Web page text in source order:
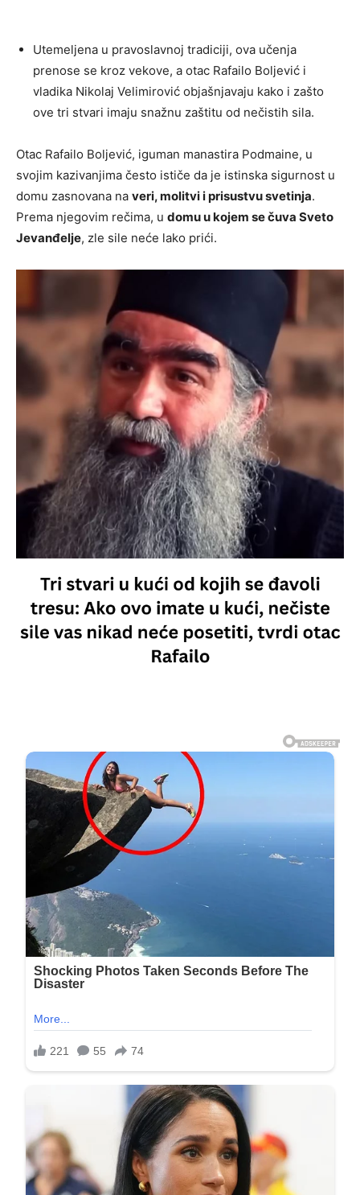
Utemeljena u pravoslavnoj tradiciji, ova učenja
prenose se kroz vekove, a otac Rafailo Boljević i
vladika Nikolaj Velimirović objašnjavaju kako i zašto
ove tri stvari imaju snažnu zaštitu od nečistih sila.
Otac Rafailo Boljević, iguman manastira Podmaine, u
svojim kazivanjima često ističe da je istinska sigurnost u
domu zasnovana na veri, molitvi i prisustvu svetinja.
Prema njegovim rečima, u domu u kojem se čuva Sveto
Jevanđelje, zle sile neće lako prići.